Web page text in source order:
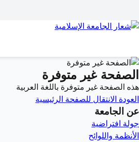
الصفحة غير متوفرة
هذه الصفحة غير متوفرة باللغة العربية
العودة الانتقال للصفحة الرئيسية
عن الجامعة
جولة افتراضية
الأنظمة واللوائح